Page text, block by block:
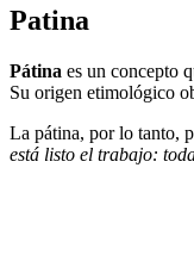
Patina
Pátina es un concepto
Su origen etimológico
La pátina, por lo tanto,
está listo el trabajo: